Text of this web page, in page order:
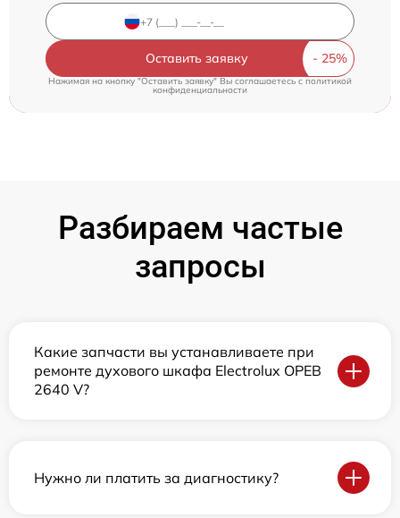
Оставить заявку
Нажимая на кнопку "Оставить заявку" Вы соглашаетесь c политикой
конфиденциальности
Разбираем частые
запросы
Какие запчасти вы устанавливаете при
ремонте духового шкафа Electrolux OPEB
2640 V?
Нужно ли платить за диагностику?